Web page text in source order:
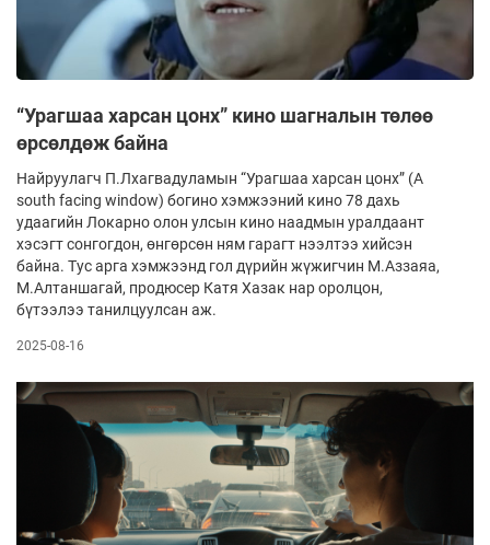
“Урагшаа харсан цонх” кино шагналын төлөө
өрсөлдөж байна
Найруулагч П.Лхагвадуламын “Урагшаа харсан цонх” (A
south facing window) богино хэмжээний кино 78 дахь
удаагийн Локарно олон улсын кино наадмын уралдаант
хэсэгт сонгогдон, өнгөрсөн ням гарагт нээлтээ хийсэн
байна. Тус арга хэмжээнд гол дүрийн жүжигчин М.Аззаяа,
М.Алтаншагай, продюсер Катя Хазак нар оролцон,
бүтээлээ танилцуулсан аж.
2025-08-16